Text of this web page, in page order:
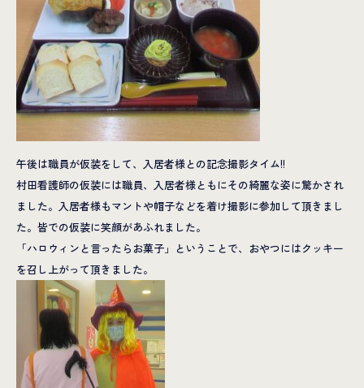
午後は職員が仮装をして、入居者様との記念撮影タイム!!
村田看護師の仮装には職員、入居者様ともにその綺麗な姿に驚かされ
ました。入居者様もマントや帽子などを着け撮影に参加して頂きまし
た。皆での仮装に笑顔があふれました。
「ハロウィンと言ったらお菓子」ということで、おやつにはクッキー
を召し上がって頂きました。